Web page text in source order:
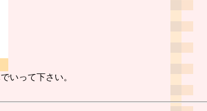
いって下さい。